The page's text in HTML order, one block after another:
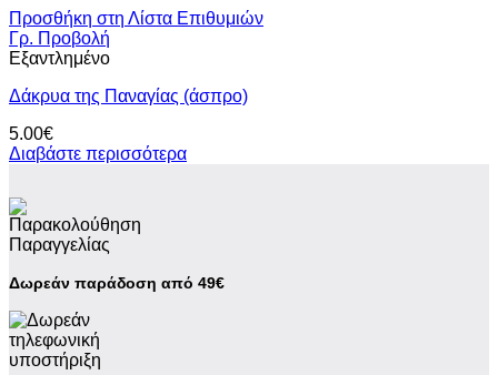
Προσθήκη στη Λίστα Επιθυμιών
Γρ. Προβολή
Εξαντλημένο
Δάκρυα της Παναγίας (άσπρο)
5.00€
Διαβάστε περισσότερα
Δωρεάν παράδοση από 49€